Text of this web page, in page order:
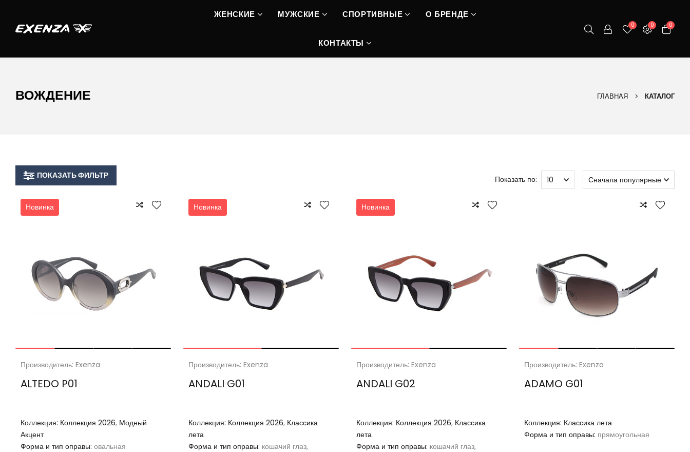
ЖЕНСКИЕ МУЖСКИЕ СПОРТИВНЫЕ О БРЕНДЕ
КОНТАКТЫ
0 0 0
ВОЖДЕНИЕ ГЛАВНАЯ КАТАЛОГ
ПОКАЗАТЬ ФИЛЬТР Показать по:
Новинка
Производитель: Exenza
ALTEDO P01
Коллекция: Коллекция 2026, Модный
Акцент
Форма и тип оправы: овальная
Новинка
Производитель: Exenza
ANDALI G01
Коллекция: Коллекция 2026, Классика
лета
Форма и тип оправы: кошачий глаз,
Новинка
Производитель: Exenza
ANDALI G02
Коллекция: Коллекция 2026, Классика
лета
Форма и тип оправы: кошачий глаз,
Производитель: Exenza
ADAMO G01
Коллекция: Классика лета
Форма и тип оправы: прямоугольная